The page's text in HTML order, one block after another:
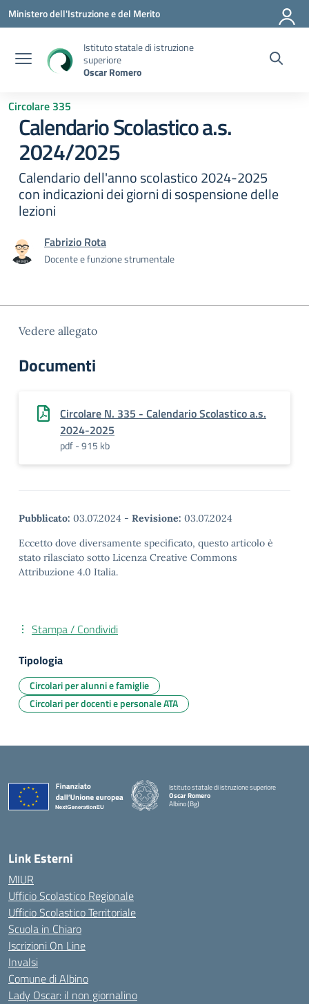
Vai ai contenuti
Vai al menu di navigazione
Vai al footer
Ministero dell'Istruzione e del Merito
Istituto statale di istruzione
superiore
Oscar Romero
Circolare 335
Calendario Scolastico a.s.
2024/2025
Calendario dell'anno scolastico 2024-2025
con indicazioni dei giorni di sospensione delle
lezioni
Fabrizio Rota
Docente e funzione strumentale
Vedere allegato
Documenti
Circolare N. 335 - Calendario Scolastico a.s.
2024-2025
pdf - 915 kb
Pubblicato: 03.07.2024 - Revisione: 03.07.2024
Eccetto dove diversamente specificato, questo articolo è
stato rilasciato sotto Licenza Creative Commons
Attribuzione 4.0 Italia.
Stampa / Condividi
Tipologia
Circolari per alunni e famiglie
Circolari per docenti e personale ATA
Istituto statale di istruzione superiore
Oscar Romero
Albino (Bg)
Link Esterni
MIUR
Ufficio Scolastico Regionale
Ufficio Scolastico Territoriale
Scuola in Chiaro
Iscrizioni On Line
Invalsi
Comune di Albino
Lady Oscar: il non giornalino